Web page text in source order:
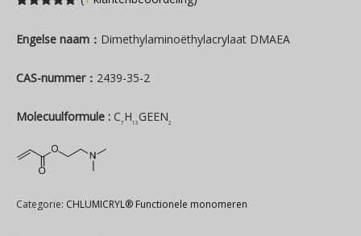
gebaseerd
Engelse naam： Dimethylaminoëthylacrylaat DMAEA
CAS-nummer： 2439-35-2
Molecuulformule : C7 H13 GEEN2
Categorie: CHLUMICRYL® Functionele monomeren